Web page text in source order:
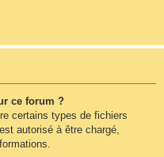
ce forum ?
certains types de fichiers
autorisé à être chargé,